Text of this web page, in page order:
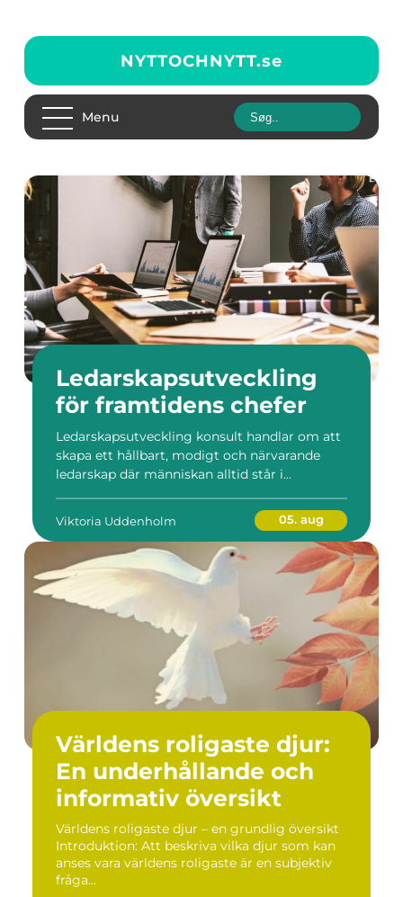
NYTTOCHNYTT.se
Menu
Ledarskapsutveckling
för framtidens chefer
Ledarskapsutveckling konsult handlar om att
skapa ett hållbart, modigt och närvarande
ledarskap där människan alltid står i...
Viktoria Uddenholm 05. aug
Världens roligaste djur:
En underhållande och
informativ översikt
Världens roligaste djur – en grundlig översikt
Introduktion: Att beskriva vilka djur som kan
anses vara världens roligaste är en subjektiv
fråga...